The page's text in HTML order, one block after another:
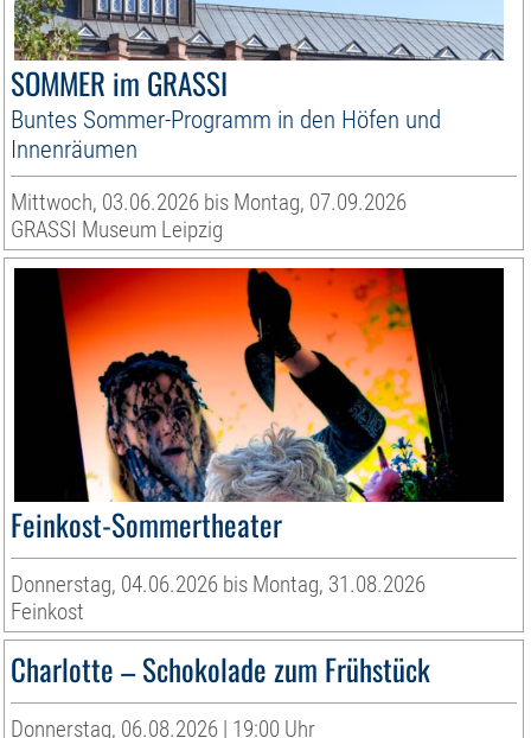
SOMMER im GRASSI
Buntes Sommer-Programm in den Höfen und
Innenräumen
Mittwoch, 03.06.2026 bis Montag, 07.09.2026
GRASSI Museum Leipzig
Feinkost-Sommertheater
Donnerstag, 04.06.2026 bis Montag, 31.08.2026
Feinkost
Charlotte – Schokolade zum Frühstück
Donnerstag, 06.08.2026 | 19:00 Uhr